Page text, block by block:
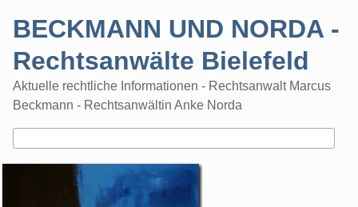
BECKMANN UND NORDA -
Rechtsanwälte Bielefeld
Aktuelle rechtliche Informationen - Rechtsanwalt Marcus
Beckmann - Rechtsanwältin Anke Norda